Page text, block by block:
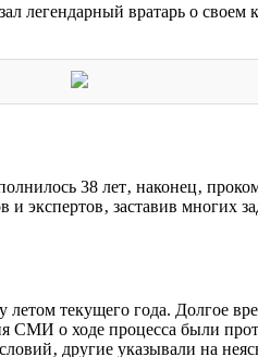
вратарь о своем
38 лет‚ наконец‚
экспертов‚ заставив многих
текущего года. Долгое
СМИ о ходе процесса были
другие указывали на